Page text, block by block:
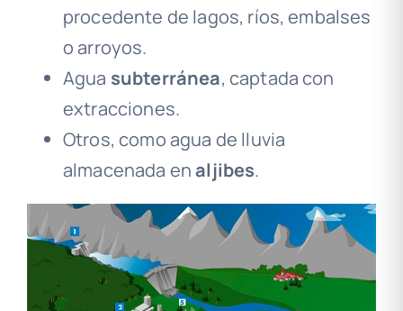
procedente de lagos, ríos, embalses
o arroyos.
Agua subterránea, captada con
extracciones.
Otros, como agua de lluvia
almacenada enaljibes.